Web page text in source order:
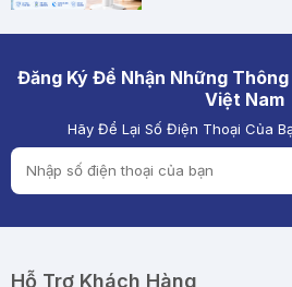
Chất Lượng Pin Và
28/05/2026
Quạt Tích Điện Pin
Nào Đáng Mua Hơn?
28/05/2026
29/05/2026
Đăng Ký Để Nhận Những
Việt Nam
Hãy Để Lại Số Điện Thoại Của
Hỗ Trợ Khách Hàng